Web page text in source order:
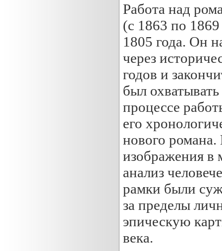
Работа над
(с 1863 по
1805 года. Он
через
годов и
был
процессе
его
нового
изображения в
анализ
рамки были
за пределы
эпическую
века.